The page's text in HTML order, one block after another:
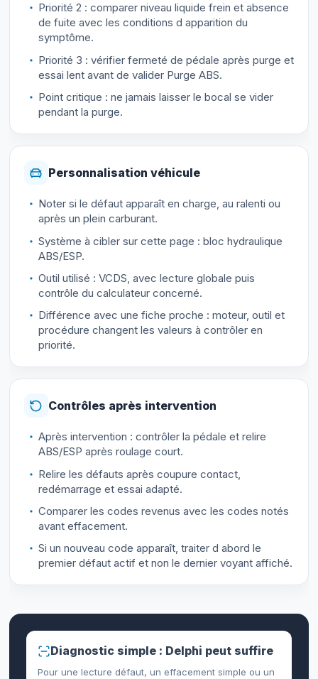
Priorité 2 : comparer niveau liquide frein et absence
de fuite avec les conditions d apparition du
symptôme.
Priorité 3 : vérifier fermeté de pédale après purge et
essai lent avant de valider Purge ABS.
Point critique : ne jamais laisser le bocal se vider
pendant la purge.
Personnalisation véhicule
Noter si le défaut apparaît en charge, au ralenti ou
après un plein carburant.
Système à cibler sur cette page : bloc hydraulique
ABS/ESP.
Outil utilisé : VCDS, avec lecture globale puis
contrôle du calculateur concerné.
Différence avec une fiche proche : moteur, outil et
procédure changent les valeurs à contrôler en
priorité.
Contrôles après intervention
Après intervention : contrôler la pédale et relire
ABS/ESP après roulage court.
Relire les défauts après coupure contact,
redémarrage et essai adapté.
Comparer les codes revenus avec les codes notés
avant effacement.
Si un nouveau code apparaît, traiter d abord le
premier défaut actif et non le dernier voyant affiché.
Diagnostic simple : Delphi peut suffire
Pour une lecture défaut, un effacement simple ou un